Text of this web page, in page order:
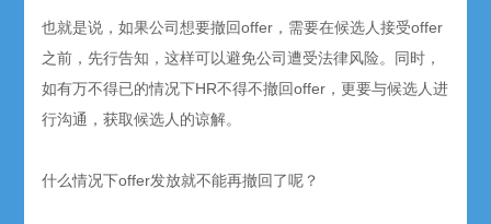
也就是说，如果公司想要撤回offer，需要在候选人接受offer
之前，先行告知，这样可以避免公司遭受法律风险。同时，
如有万不得已的情况下HR不得不撤回offer，更要与候选人进
行沟通，获取候选人的谅解。
什么情况下offer发放就不能再撤回了呢？